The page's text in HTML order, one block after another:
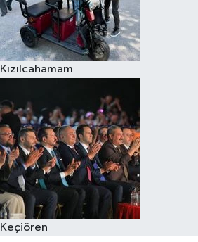
Kızılcahamam
Keçiören